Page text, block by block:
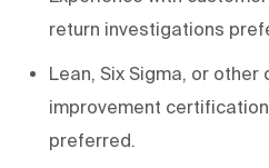
return investigations
Lean, Six Sigma, or other
improvement
preferred.